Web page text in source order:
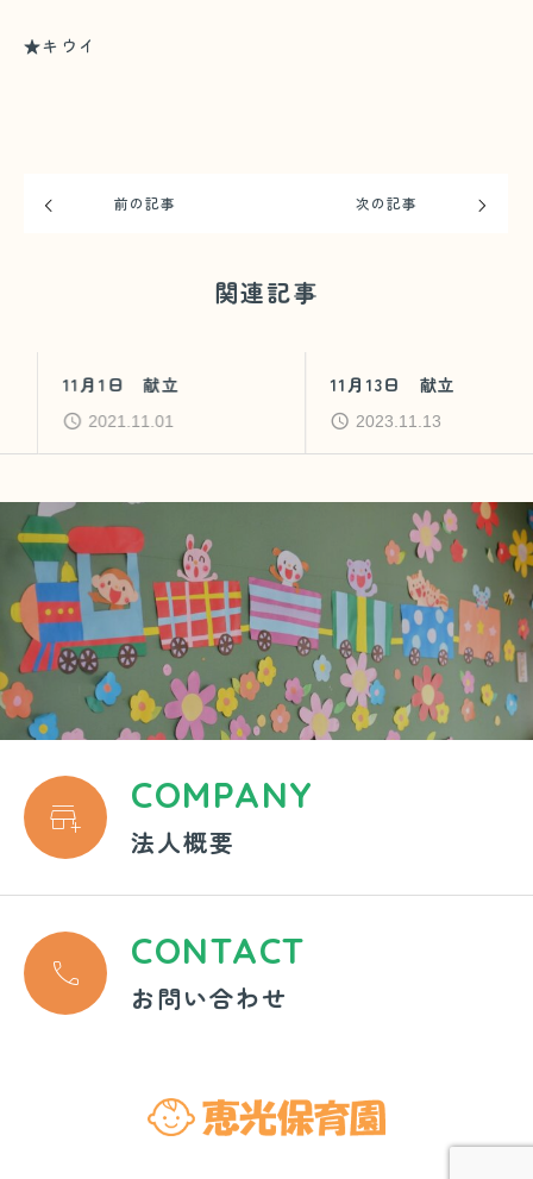
★キウイ
前の記事 次の記事
関連記事
11月1日 献立
2021.11.01
11月13日 献立
2023.11.13
 COMPANY
法人概要
 CONTACT
お問い合わせ